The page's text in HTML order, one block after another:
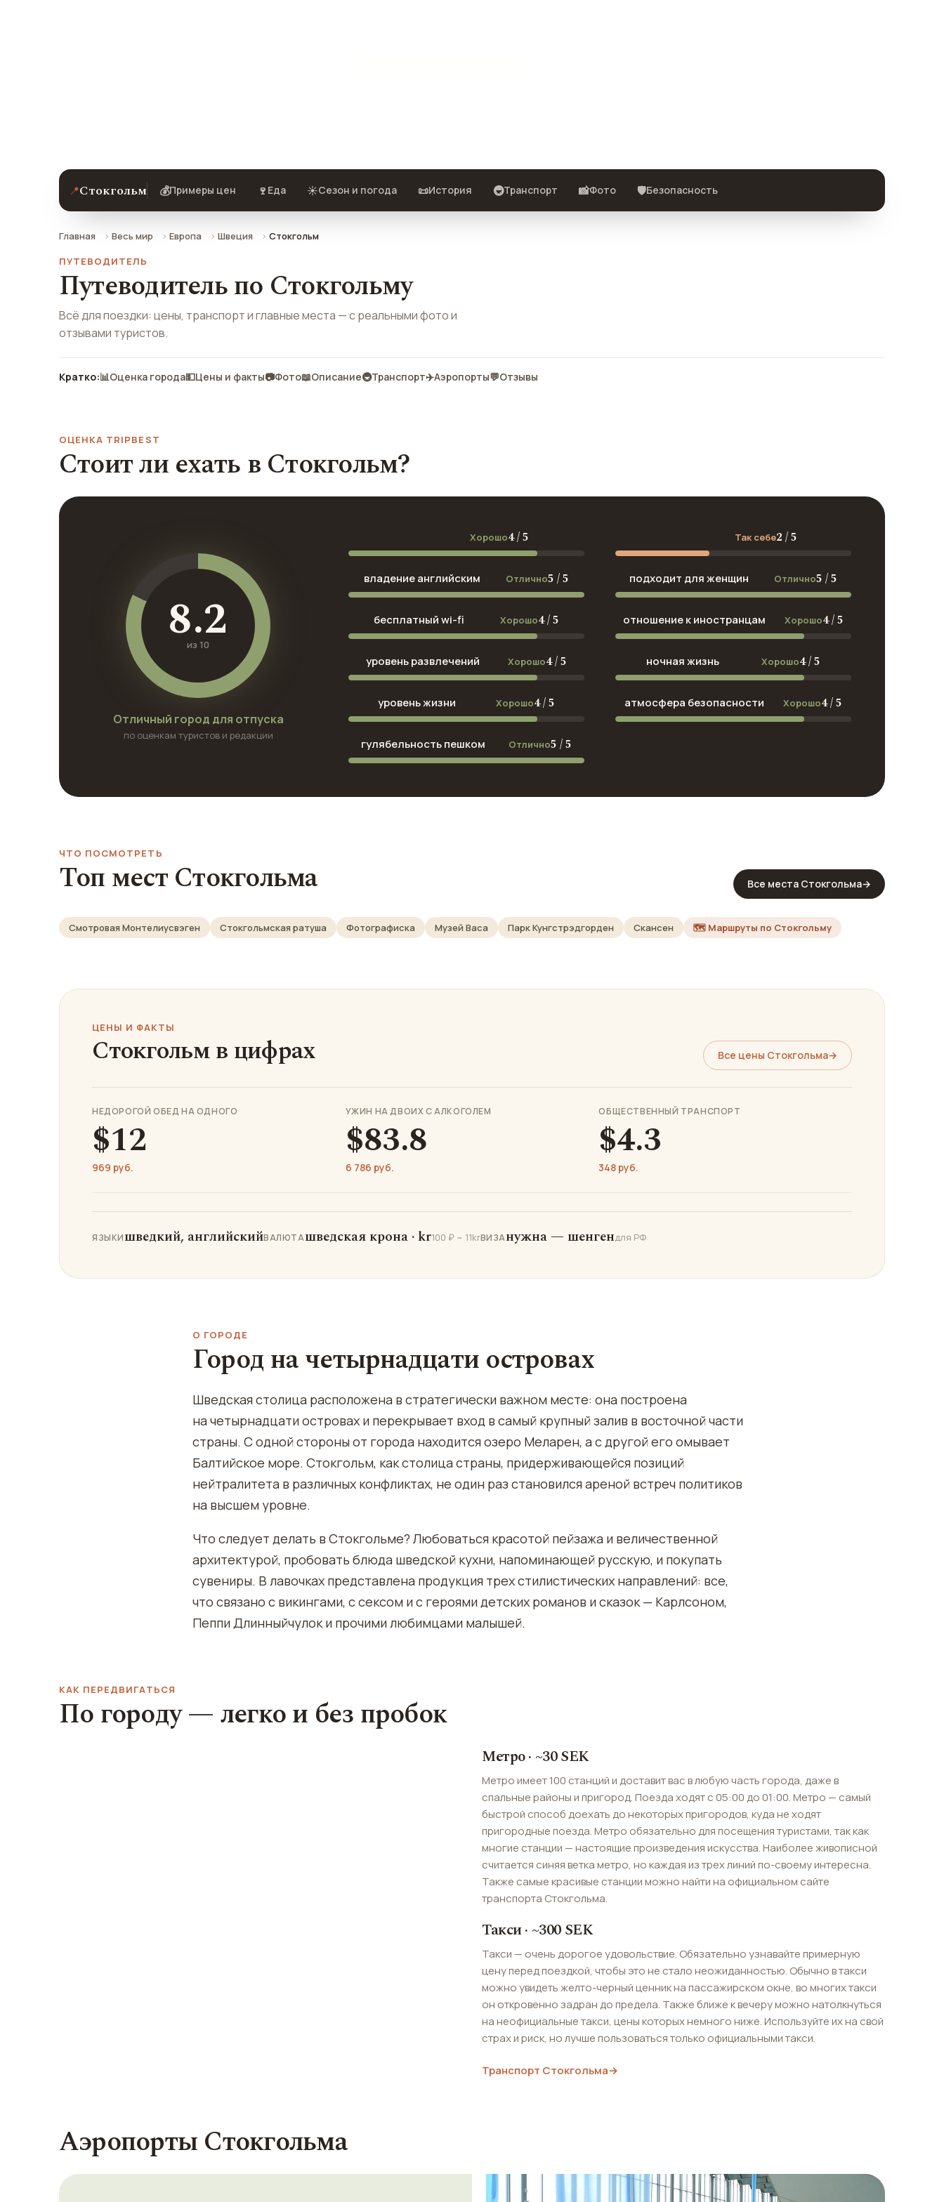
📍Стокгольм 💰Примеры цен 🍷 Еда ☀️Сезон и погода 📜История 🚇Транспорт 📸Фото 🛡️Безопасность
Главная Весь мир Европа Швеция
Стокгольм
ПУТЕВОДИТЕЛЬ
Путеводитель по Стокгольму
Всё для поездки: цены, транспорт и главные места — с реальными фото и
отзывами туристов.
Кратко:📊Оценка города💵Цены и факты📷Фото📖Описание🚇Транспорт✈️Аэропорты💬Отзывы
ОЦЕНКА TRIPBEST
Стоит ли ехать в Стокгольм?
8.2
из 10
Отличный город для отпуска
по оценкам туристов и редакции
Хорошо4 / 5 Так себе2 / 5
владение английским Отлично5 / 5 подходит для женщин Отлично5 / 5
бесплатный wi-fi Хорошо4 / 5 отношение к иностранцам Хорошо4 / 5
уровень развлечений Хорошо4 / 5 ночная жизнь Хорошо4 / 5
уровень жизни Хорошо4 / 5 атмосфера безопасности Хорошо4 / 5
гулябельность пешком Отлично5 / 5
ЧТО ПОСМОТРЕТЬ
Топ мест Стокгольма Все места Стокгольма→
Смотровая Монтелиусвэген Стокгольмская ратуша Фотографиска Музей Васа Парк Кунгстрэдгорден Скансен 🗺️ Маршруты по Стокгольму
ЦЕНЫ И ФАКТЫ
Стокгольм в цифрах Все цены Стокгольма→
НЕДОРОГОЙ ОБЕД НА ОДНОГО
$12
969 руб.
УЖИН НА ДВОИХ С АЛКОГОЛЕМ
$83.8
6 786 руб.
ОБЩЕСТВЕННЫЙ ТРАНСПОРТ
$4.3
348 руб.
ЯЗЫКИшведкий, английскийВАЛЮТАшведская крона · kr100 ₽ ~ 11krВИЗАнужна — шенгендля РФ
О ГОРОДЕ
Город на четырнадцати островах
Шведская столица расположена в стратегически важном месте: она построена
на четырнадцати островах и перекрывает вход в самый крупный залив в восточной части
страны. С одной стороны от города находится озеро Меларен, а с другой его омывает
Балтийское море. Стокгольм, как столица страны, придерживающейся позиций
нейтралитета в различных конфликтах, не один раз становился ареной встреч политиков
на высшем уровне.
Что следует делать в Стокгольме? Любоваться красотой пейзажа и величественной
архитектурой, пробовать блюда шведской кухни, напоминающей русскую, и покупать
сувениры. В лавочках представлена продукция трех стилистических направлений: все,
что связано с викингами, с сексом и с героями детских романов и сказок — Карлсоном,
Пеппи Длинныйчулок и прочими любимцами малышей.
КАК ПЕРЕДВИГАТЬСЯ
По городу — легко и без пробок
Метро · ~30 SEK
Метро имеет 100 станций и доставит вас в любую часть города, даже в
спальные районы и пригород. Поезда ходят с 05:00 до 01:00. Метро — самый
быстрой способ доехать до некоторых пригородов, куда не ходят
пригородные поезда. Метро обязательно для посещения туристами, так как
многие станции — настоящие произведения искусства. Наиболее живописной
считается синяя ветка метро, но каждая из трех линий по-своему интересна.
Также самые красивые станции можно найти на официальном сайте
транспорта Стокгольма.
Такси · ~300 SEK
Такси — очень дорогое удовольствие. Обязательно узнавайте примерную
цену перед поездкой, чтобы это не стало неожиданностью. Обычно в такси
можно увидеть желто-черный ценник на пассажирском окне, во многих такси
он откровенно задран до предела. Также ближе к вечеру можно натолкнуться
на неофициальные такси, цены которых немного ниже. Используйте их на свой
страх и риск, но лучше пользоваться только официальными такси.
Транспорт Стокгольма→
Аэропорты Стокгольма